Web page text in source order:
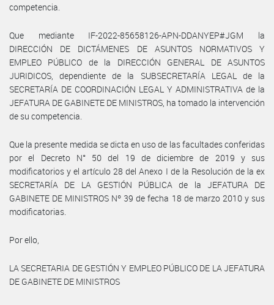
competencia.
Que mediante IF-2022-85658126-APN-DDANYEP#JGM la
DIRECCIÓN DE DICTÁMENES DE ASUNTOS NORMATIVOS Y
EMPLEO PÚBLICO de la DIRECCIÓN GENERAL DE ASUNTOS
JURIDICOS, dependiente de la SUBSECRETARÍA LEGAL de la
SECRETARÍA DE COORDINACIÓN LEGAL Y ADMINISTRATIVA de la
JEFATURA DE GABINETE DE MINISTROS, ha tomado la intervención
de su competencia.
Que la presente medida se dicta en uso de las facultades conferidas
por el Decreto N° 50 del 19 de diciembre de 2019 y sus
modificatorios y el artículo 28 del Anexo I de la Resolución de la ex
SECRETARÍA DE LA GESTIÓN PÚBLICA de la JEFATURA DE
GABINETE DE MINISTROS Nº 39 de fecha 18 de marzo 2010 y sus
modificatorias.
Por ello,
LA SECRETARIA DE GESTIÓN Y EMPLEO PÚBLICO DE LA JEFATURA
DE GABINETE DE MINISTROS